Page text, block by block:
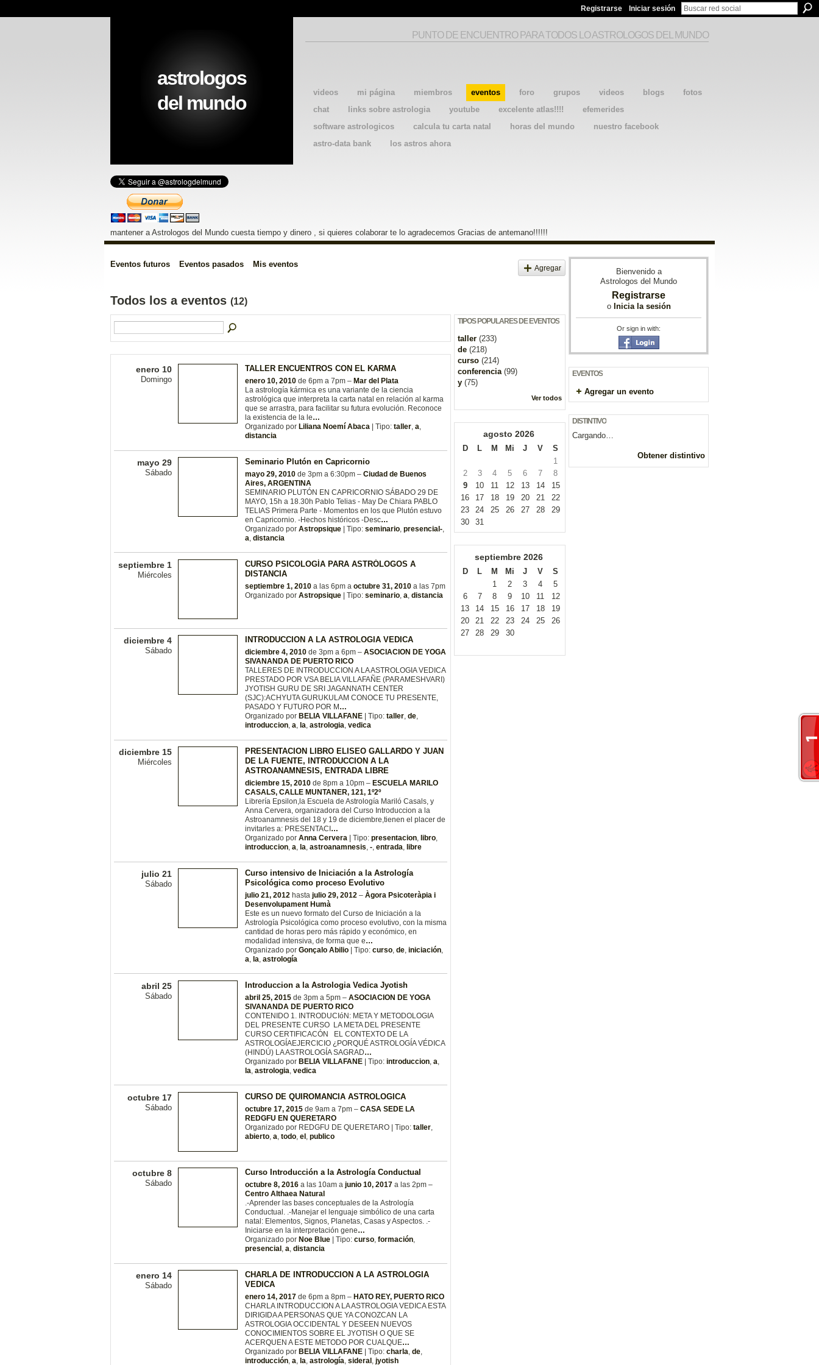
Registrarse Iniciar sesión
videos mi página miembros eventos foro grupos videos blogs
fotos
chat
links sobre astrologia youtube excelente atlas!!!!
efemerides
software astrologicos
calcula tu carta natal horas del mundo
nuestro facebook
astro-data bank
los astros ahora
astrologos
del mundo
PUNTO DE ENCUENTRO PARA TODOS LO ASTROLOGOS DEL MUNDO
mantener a Astrologos del Mundo cuesta tiempo y dinero , si quieres colaborar te lo agradecemos Gracias de antemano!!!!!!
Eventos futuros Eventos pasados Mis eventos Agregar
Todos los a eventos (12)
enero 10
Domingo
TALLER ENCUENTROS CON EL KARMA
enero 10, 2010 de 6pm a 7pm – Mar del Plata
La astrología kármica es una variante de la ciencia
astrológica que interpreta la carta natal en relación al karma
que se arrastra, para facilitar su futura evolución. Reconoce
la existencia de la le…
Organizado por Liliana Noemí Abaca | Tipo: taller, a,
distancia
mayo 29
Sábado
Seminario Plutón en Capricornio
mayo 29, 2010 de 3pm a 6:30pm – Ciudad de Buenos
Aires, ARGENTINA
SEMINARIO PLUTÓN EN CAPRICORNIO SÁBADO 29 DE
MAYO, 15h a 18.30h Pablo Telias - May De Chiara PABLO
TELIAS Primera Parte - Momentos en los que Plutón estuvo
en Capricornio. -Hechos históricos -Desc…
Organizado por Astropsique | Tipo: seminario, presencial-,
a, distancia
septiembre 1
Miércoles
CURSO PSICOLOGÍA PARA ASTRÓLOGOS A
DISTANCIA
septiembre 1, 2010 a las 6pm a octubre 31, 2010 a las 7pm
Organizado por Astropsique | Tipo: seminario a distancia
diciembre 4
Sábado
INTRODUCCION A LA ASTROLOGIA VEDICA
diciembre 4, 2010 de 3pm a 6pm – ASOCIACION DE YOGA
SIVANANDA DE PUERTO RICO
TALLERES DE INTRODUCCION A LA ASTROLOGIA VEDICA
PRESTADO POR VSA BELIA VILLAFAÑE (PARAMESHVARI)
JYOTISH GURU DE SRI JAGANNATH CENTER
(SJC):ACHYUTA GURUKULAM CONOCE TU PRESENTE,
PASADO Y FUTURO POR M …
Organizado por BELIA VILLAFANE | Tipo: taller, de,
introduccion, a, la, astrologia, vedica
diciembre 15
Miércoles
PRESENTACION LIBRO ELISEO GALLARDO Y JUAN
DE LA FUENTE, INTRODUCCION A LA
ASTROANAMNESIS, ENTRADA LIBRE
diciembre 15, 2010 de 8pm a 10pm – ESCUELA MARILO
CASALS, CALLE MUNTANER, 121, 1º2º
Librería Epsilon,la Escuela de Astrología Mariló Casals, y
Anna Cervera, organizadora del Curso Introduccion a la
Astroanamnesis del 18 y 19 de diciembre,tienen el placer de
invitarles a: PRESENTACI …
Organizado por Anna Cervera | Tipo: presentacion, libro,
introduccion, a, la, astroanamnesis, -, entrada, libre
julio 21
Sábado
Curso intensivo de Iniciación a la Astrología
Psicológica como proceso Evolutivo
julio 21, 2012 hasta julio 29, 2012 – Àgora Psicoteràpia i
Desenvolupament Humà
Este es un nuevo formato del Curso de Iniciación a la
Astrología Psicológica como proceso evolutivo, con la misma
cantidad de horas pero más rápido y económico, en
modalidad intensiva, de forma que e…
Organizado por Gonçalo Abilio | Tipo: curso, de, iniciación,
a, la, astrología
abril 25
Sábado
Introduccion a la Astrologia Vedica Jyotish
abril 25, 2015 de 3pm a 5pm – ASOCIACION DE YOGA
SIVANANDA DE PUERTO RICO
CONTENIDO 1. INTRODUCIóN: META Y METODOLOGIA
DEL PRESENTE CURSO LA META DEL PRESENTE
CURSO CERTIFICACÓN EL CONTEXTO DE LA
ASTROLOGÍAEJERCICIO ¿PORQUÉ ASTROLOGÍA VÉDICA
(HINDÚ) LA ASTROLOGÍA SAGRAD…
Organizado por BELIA VILLAFANE | Tipo: introduccion, a,
la, astrologia, vedica
octubre 17
Sábado
CURSO DE QUIROMANCIA ASTROLOGICA
octubre 17, 2015 de 9am a 7pm – CASA SEDE LA
REDGFU EN QUERETARO
Organizado por REDGFU DE QUERETARO | Tipo: taller
abierto a todo el publico
octubre 8
Sábado
Curso Introducción a la Astrología Conductual
octubre 8, 2016 a las 10am a junio 10, 2017 a las 2pm –
Centro Althaea Natural
.-Aprender las bases conceptuales de la Astrología
Conductual. .-Manejar el lenguaje simbólico de una carta
natal: Elementos, Signos, Planetas, Casas y Aspectos. .-
Iniciarse en la interpretación gene…
Organizado por Noe Blue | Tipo: curso, formación,
presencial , a, distancia
enero 14
Sábado
CHARLA DE INTRODUCCION A LA ASTROLOGIA
VEDICA
enero 14, 2017 de 6pm a 8pm – HATO REY, PUERTO RICO
CHARLA INTRODUCCION A LA ASTROLOGIA VEDICA ESTA
DIRIGIDA A PERSONAS QUE YA CONOZCAN LA
ASTROLOGIA OCCIDENTAL Y DESEEN NUEVOS
CONOCIMIENTOS SOBRE EL JYOTISH O QUE SE
ACERQUEN A ESTE METODO POR CUALQUE…
Organizado por BELIA VILLAFANE | Tipo: charla, de,
introducción, a, la, astrología, sideral , jyotish
TIPOS POPULARES DE EVENTOS
taller (233)
de (218)
curso (214)
conferencia(99)
y (75)
Ver todos
agosto 2026
D L M Mi J V
S
1
2
3 4 5 6 7
8
9
10 11 12 13 14
15
16
17 18 19 20 21
22
23
24 25 26 27 28
29
30
31
septiembre 2026
D L M Mi J V
S
1
2 3 4
5
6
7 8 9 10 11
12
13
14 15 16 17 18
19
20
21 22 23 24 25
26
27
28 29 30
Bienvenido a
Astrologos del Mundo
Registrarse
o Inicia la sesión
Or sign in with:
EVENTOS
Agregar un evento
DISTINTIVO
Cargando…
Obtener distintivo